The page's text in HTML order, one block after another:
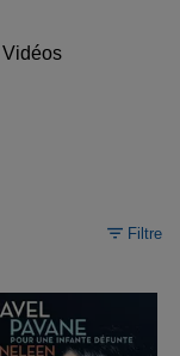
Vidéos
Filtre